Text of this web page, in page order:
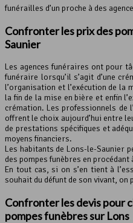
funérailles d’un proche à des
Confronter les prix des
Saunier
Les agences funéraires ont pour
funéraire lorsqu’il s’agit d’une
l’organisation et l’exécution de la
la fin de la mise en bière et enfin
crémation. Les professionnels de
offrent le choix aujourd’hui entre
de prestations spécifiques et
moyens financiers.
Les habitants de Lons-le-Saunier
des pompes funèbres en procédant
En tout cas, si on s’en tient à
souhait du défunt de son vivant, on
Confronter les devis pour
pompes funèbres sur Lons